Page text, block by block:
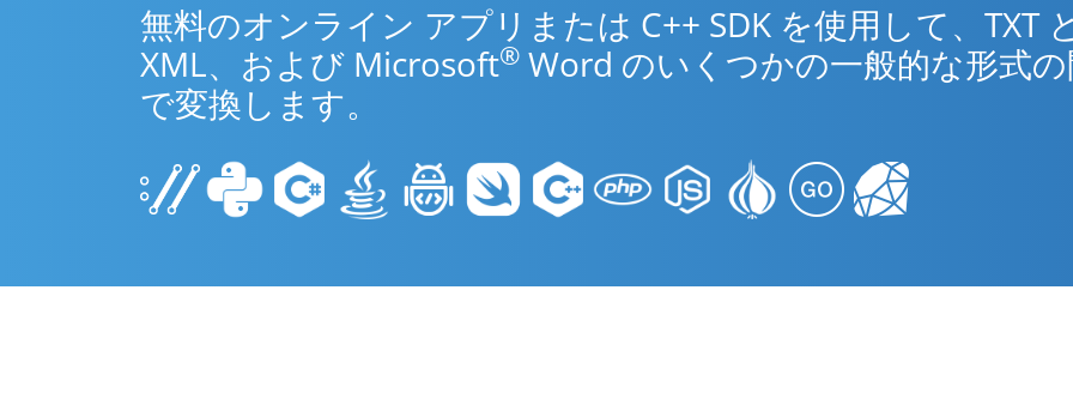
無料のオンライン アプリまたは C++ SDK を使用して、TXT と
XML、および Microsoft® Word のいくつかの一般的な形式の
で変換します。